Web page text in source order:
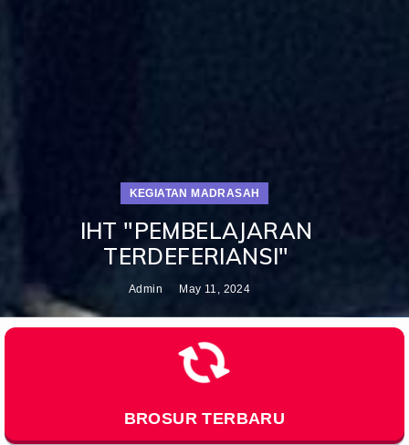
KEGIATAN MADRASAH
IHT "PEMBELAJARAN
TERDEFERIANSI"
Admin May 11, 2024
BROSUR TERBARU